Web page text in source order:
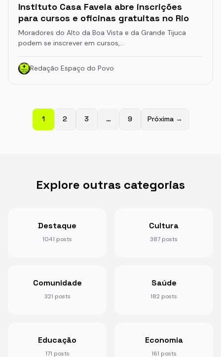
Instituto Casa Favela abre inscrições
para cursos e oficinas gratuitas no Rio
Moradores do Alto da Boa Vista e da Grande Tijuca
podem se inscrever em cursos,…
Redação Espaço do Povo
1 2 3 … 9 Próxima →
Explore outras categorias
Destaque
1041 posts
Cultura
387 posts
Comunidade
321 posts
Saúde
182 posts
Educação
171 posts
Economia
161 posts